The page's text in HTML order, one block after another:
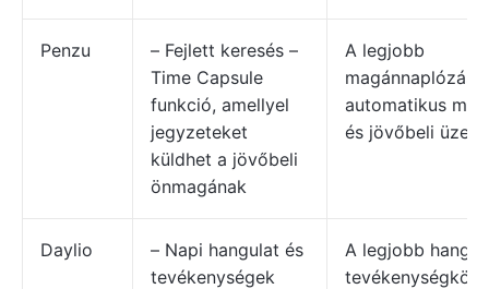
Penzu
– Fejlett keresés –
Time Capsule
funkció, amellyel
jegyzeteket
küldhet a jövőbeli
önmagának
A legjobb
automatikus
és jövőbeli
Daylio
– Napi hangulat és
tevékenységek
A legjobb